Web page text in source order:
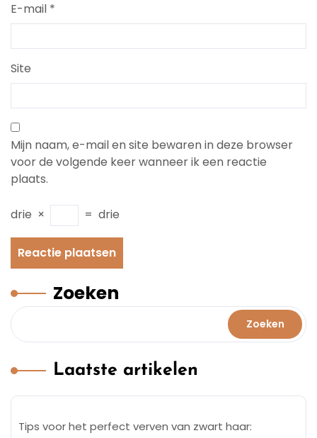
E-mail *
Site
Mijn naam, e-mail en site bewaren in deze browser
voor de volgende keer wanneer ik een reactie
plaats.
drie × = drie
Zoeken
Zoeken
Laatste artikelen
Tips voor het perfect verven van zwart haar: